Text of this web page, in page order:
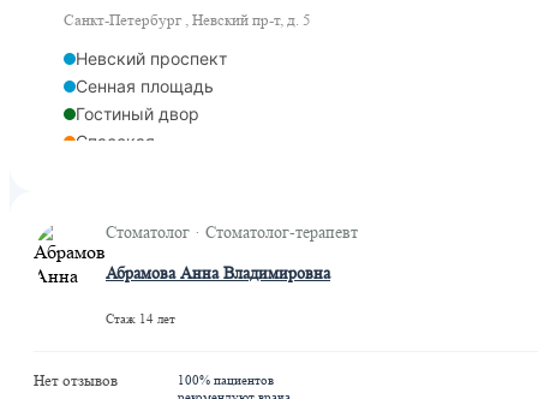
Санкт-Петербург , Невский пр-т, д. 5
Невский проспект
Сенная площадь
Гостиный двор
Спасская
Стоматолог · Стоматолог-терапевт
Абрамова Анна Владимировна
Стаж 14 лет
Нет отзывов
100% пациентов